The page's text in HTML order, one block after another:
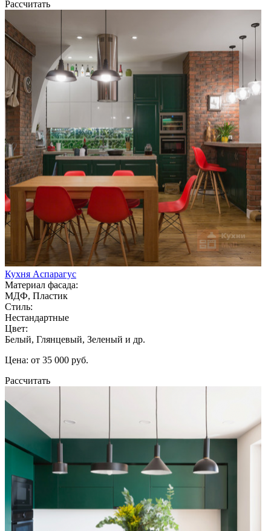
Рассчитать
Кухня Аспарагус
Материал фасада:
МДФ, Пластик
Стиль:
Нестандартные
Цвет:
Белый, Глянцевый, Зеленый и др.
Цена: от 35 000 руб.
Рассчитать